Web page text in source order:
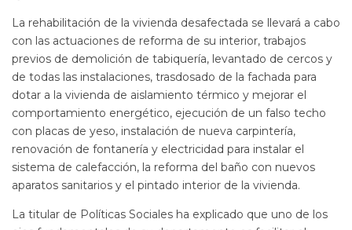
La rehabilitación de la vivienda desafectada se llevará a cabo
con las actuaciones de reforma de su interior, trabajos
previos de demolición de tabiquería, levantado de cercos y
de todas las instalaciones, trasdosado de la fachada para
dotar a la vivienda de aislamiento térmico y mejorar el
comportamiento energético, ejecución de un falso techo
con placas de yeso, instalación de nueva carpintería,
renovación de fontanería y electricidad para instalar el
sistema de calefacción, la reforma del baño con nuevos
aparatos sanitarios y el pintado interior de la vivienda.
La titular de Políticas Sociales ha explicado que uno de los